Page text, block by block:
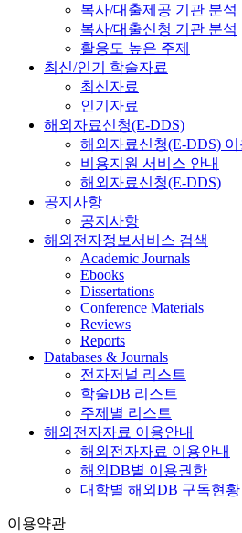
복사/대출제공 기관 분석
복사/대출신청 기관 분석
활용도 높은 주제
최신/인기 학술자료
최신자료
인기자료
해외자료신청(E-DDS)
해외자료신청(E-DDS) 이
비용지원 서비스 안내
해외자료신청(E-DDS)
공지사항
공지사항
해외전자정보서비스 검색
Academic Journals
Ebooks
Dissertations
Conference Materials
Reviews
Reports
Databases & Journals
전자저널 리스트
학술DB 리스트
주제별 리스트
해외전자자료 이용안내
해외전자자료 이용안내
해외DB별 이용권한
대학별 해외DB 구독현황
이용약관